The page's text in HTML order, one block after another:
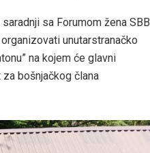
sa Forumom žena SBB
unutarstranačko
na kojem će glavni
bošnjačkog člana